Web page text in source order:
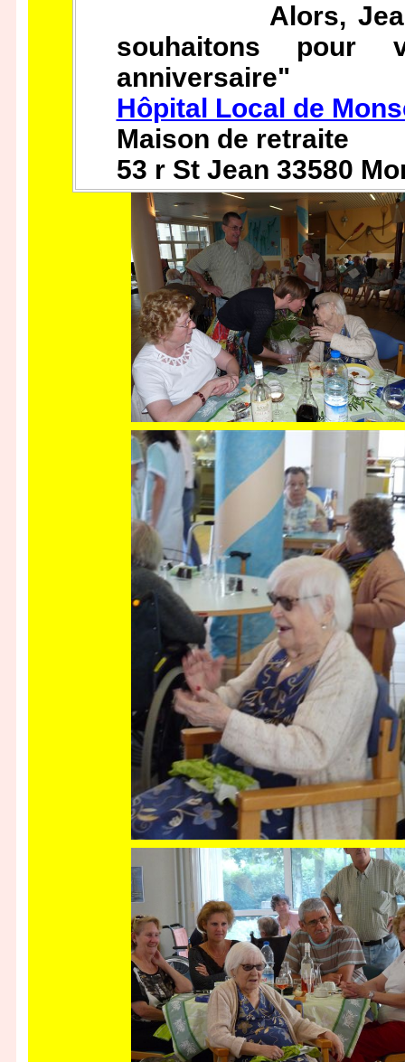
Alors, Jeanne
souhaitons
anniversaire"
Hôpital Local de
Maison de retraite
53 r St Jean 33580